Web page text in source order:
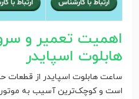
اهمیت تعمیر و
هابلوت اسپایدر
ساعت هابلوت اسپایدر از
است و کوچک‌ترین آسیب به